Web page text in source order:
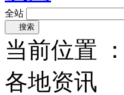
全站
搜索
当前位置 ：
各地资讯